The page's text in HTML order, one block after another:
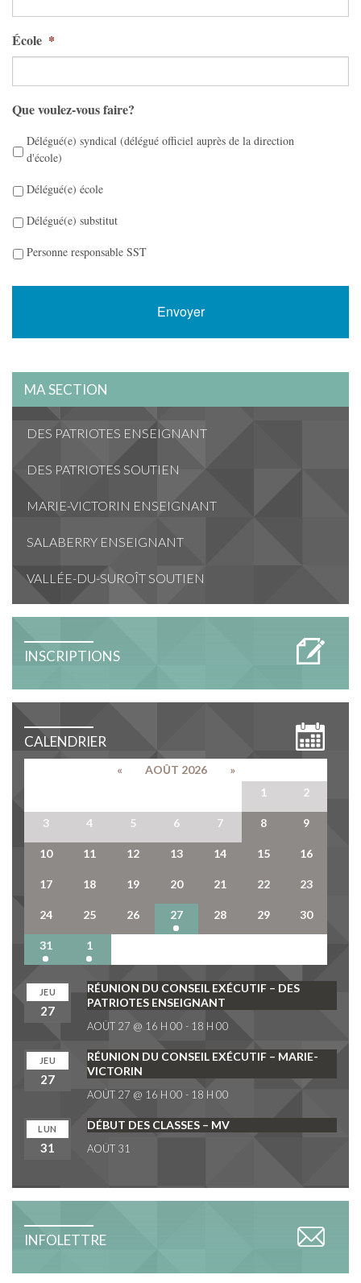
École *
Que voulez-vous faire?
Délégué(e) syndical (délégué officiel auprès de la direction
d'école)
Délégué(e) école
Délégué(e) substitut
Personne responsable SST
MA SECTION
DES PATRIOTES ENSEIGNANT
DES PATRIOTES SOUTIEN
MARIE-VICTORIN ENSEIGNANT
SALABERRY ENSEIGNANT
VALLÉE-DU-SUROÎT SOUTIEN
INSCRIPTIONS
CALENDRIER
« AOÛT 2026
»
1 2
3 4 5 6 7 8 9
10 11 12 13 14 15 16
17 18 19 20 21 22 23
24 25 26 27 28 29 30
31 1
JEU
27
RÉUNION DU CONSEIL EXÉCUTIF – DES
PATRIOTES ENSEIGNANT
AOÛT 27 @ 16 H 00 - 18 H 00
JEU
27
RÉUNION DU CONSEIL EXÉCUTIF – MARIE-
VICTORIN
AOÛT 27 @ 16 H 00 - 18 H 00
LUN
31
DÉBUT DES CLASSES – MV
AOÛT 31
INFOLETTRE